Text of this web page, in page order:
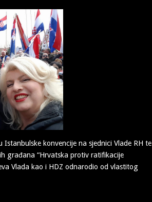
konvencije na sjednici Vlade RH te
građana “Hrvatska protiv ratifikacije
Vlada kao i HDZ odnarodio od vlastitog